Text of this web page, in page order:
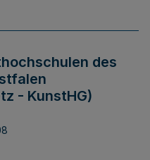
des
- KunstHG)